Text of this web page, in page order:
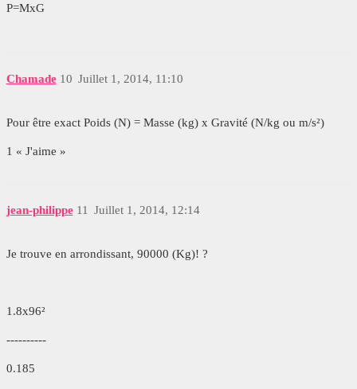
P=MxG
Chamade Juillet 1, 2014, 11:10
10
Pour être exact Poids (N) = Masse (kg) x Gravité (N/kg ou m/s²)
1 « J'aime »
jean-philippe Juillet 1, 2014, 12:14
11
Je trouve en arrondissant, 90000 (Kg)! ?
1.8x96²
----------
0.185